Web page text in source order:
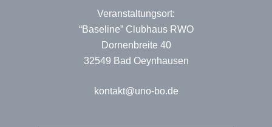
Veranstaltungsort:
“Baseline” Clubhaus RWO
Dornenbreite 40
32549 Bad Oeynhausen
kontakt@uno-bo.de